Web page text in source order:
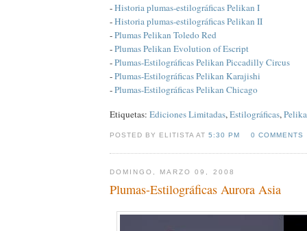
-Historia plumas-estilográficas Pelikan I
-Historia plumas-estilográficas Pelikan II
-Plumas Pelikan Toledo Red
-Plumas Pelikan Evolution of Escript
-Plumas-Estilográficas Pelikan Piccadilly Circus
-Plumas-Estilográficas Pelikan Karajishi
-Plumas-Estilográficas Pelikan Chicago
Etiquetas: Ediciones Limitadas,Estilográficas,
POSTED BY ELITISTA AT5:30 PM 0 COMMENTS
DOMINGO, MARZO 09, 2008
Plumas-Estilográficas Aurora Asia